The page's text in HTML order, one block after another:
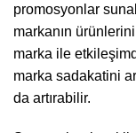
promosyonlar
markanın
marka ile
marka sadakatini
da artırabilir.